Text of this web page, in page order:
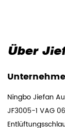
Über
Ningbo Jiefan
JF3005-1 VAG